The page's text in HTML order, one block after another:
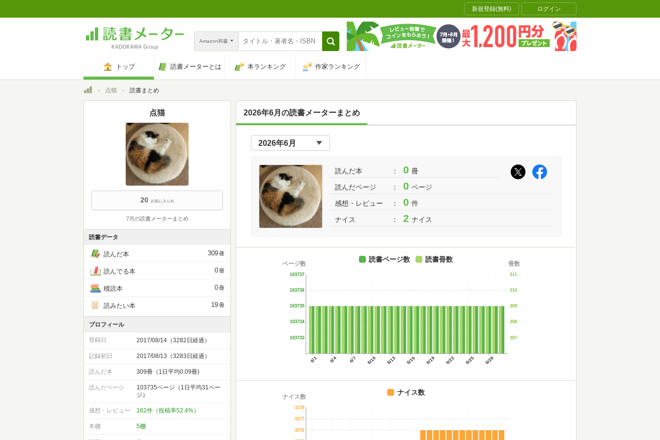
新規登録(無料) ログイン
Amazon和書
トップ 読書メーターとは 本ランキング 作家ランキング
トップ点猫 読書まとめ
2026年6月の読書メーターまとめ
読んだ本 0 冊
読んだページ 0 ページ
感想・レビュー 0 件
ナイス 2 ナイス
6/1 6/4 6/7 6/10 6/13 6/16 6/19 6/22 6/25 6/28
103733
103734
103735
103736
103737
ページ数
307
308
309
310
311
冊数
読書ページ数 読書冊数
3276
3277
3278
ナイス数
ナイス数
点猫
20 お気に入られ
7月の読書メーターまとめ
読書データ
読んだ本 309冊
読んでる本 0冊
積読本 0冊
読みたい本 19冊
プロフィール
登録日 2017/08/14（3282日経過）
記録初日 2017/08/13（3283日経過）
読んだ本 309冊（1日平均0.09冊)
読んだページ
103735ページ（1日平均31ペー
ジ）
感想・レビュー 162件（投稿率52.4%）
本棚 5棚